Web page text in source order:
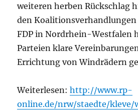
weiteren herben Rückschlag
den Koalitionsverhandlungen
FDP in Nordrhein-Westfalen
Parteien klare
Errichtung von Windrädern
Weiterlesen:http://www.rp-
online.de/nrw/staedte/